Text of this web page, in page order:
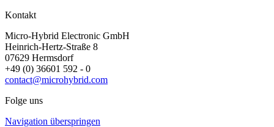
Kontakt
Micro-Hybrid Electronic GmbH
Heinrich-Hertz-Straße 8
07629 Hermsdorf
+49 (0) 36601 592 - 0
contact@microhybrid.com
Folge uns
Navigation überspringen